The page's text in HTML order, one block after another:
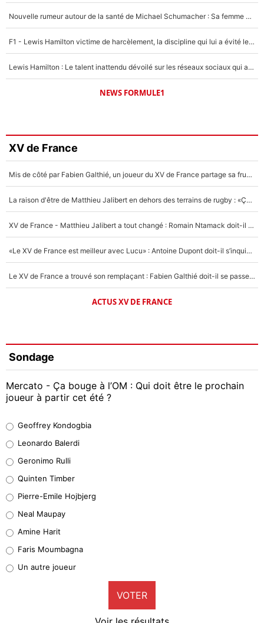
Nouvelle rumeur autour de la santé de Michael Schumacher : Sa femme Corinna sort du silence
F1 - Lewis Hamilton victime de harcèlement, la discipline qui lui a évité le pire : «J'aurais probablement mal tourné»
Lewis Hamilton : Le talent inattendu dévoilé sur les réseaux sociaux qui a impressionné Kim Kardashian pendant leurs vacances en amoureux !
NEWS FORMULE1
XV de France
Mis de côté par Fabien Galthié, un joueur du XV de France partage sa frustration : «ils ne me l’ont pas dit tout de suite»
La raison d'être de Matthieu Jalibert en dehors des terrains de rugby : «Ça m'atteint autant que si tu touches à un membre de ma famille»
XV de France - Matthieu Jalibert a tout changé : Romain Ntamack doit-il s’inquiéter pour sa place à un an de la Coupe du monde ?
«Le XV de France est meilleur avec Lucu» : Antoine Dupont doit-il s’inquiéter pour sa place ?
Le XV de France a trouvé son remplaçant : Fabien Galthié doit-il se passer d'Antoine Dupont ?
ACTUS XV DE FRANCE
Sondage
Mercato - Ça bouge à l’OM : Qui doit être le prochain
joueur à partir cet été ?
38%
32%
4%
1%
9%
Geoffrey Kondogbia
Leonardo Balerdi
Geronimo Rulli
Quinten Timber
Pierre-Emile Hojbjerg
Neal Maupay
Amine Harit
Faris Moumbagna
Un autre joueur
VOTER